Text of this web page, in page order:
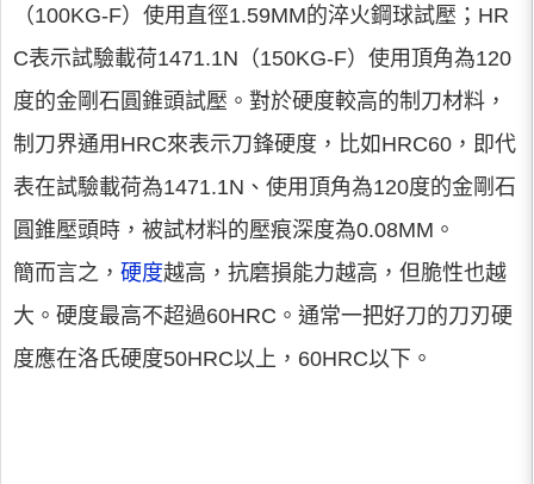
（100KG-F）使用直徑1.59MM的淬火鋼球試壓；HR
C表示試驗載荷1471.1N（150KG-F）使用頂角為120
度的金剛石圓錐頭試壓。對於硬度較高的制刀材料，
制刀界通用HRC來表示刀鋒硬度，比如HRC60，即代
表在試驗載荷為1471.1N、使用頂角為120度的金剛石
圓錐壓頭時，被試材料的壓痕深度為0.08MM。
簡而言之， 硬度越高，抗磨損能力越高，但脆性也越
大。硬度最高不超過60HRC。通常一把好刀的刀刃硬
度應在洛氏硬度50HRC以上，60HRC以下。